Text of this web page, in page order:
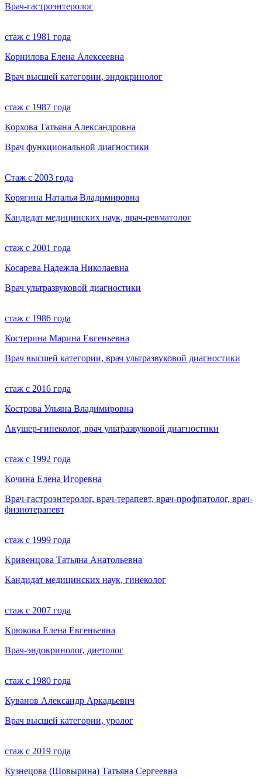
Врач-гастроэнтеролог
стаж с 1981 года
Корнилова Елена Алексеевна
Врач высшей категории, эндокринолог
стаж с 1987 года
Корхова Татьяна Александровна
Врач функциональной диагностики
Стаж с 2003 года
Корягина Наталья Владимировна
Кандидат медицинских наук, врач-ревматолог
стаж с 2001 года
Косарева Надежда Николаевна
Врач ультразвуковой диагностики
стаж с 1986 года
Костерина Марина Евгеньевна
Врач высшей категории, врач ультразвуковой диагностики
стаж с 2016 года
Кострова Ульяна Владимировна
Акушер-гинеколог, врач ультразвуковой диагностики
cтаж с 1992 года
Кочина Елена Игоревна
Врач-гастроэнтеролог, врач-терапевт, врач-профпатолог, врач-
физиотерапевт
стаж с 1999 года
Кривенцова Татьяна Анатольевна
Кандидат медицинских наук, гинеколог
стаж с 2007 года
Крюкова Елена Евгеньевна
Врач-эндокринолог, диетолог
стаж с 1980 года
Куванов Александр Аркадьевич
Врач высшей категории, уролог
стаж с 2019 года
Кузнецова (Шовырина) Татьяна Сергеевна